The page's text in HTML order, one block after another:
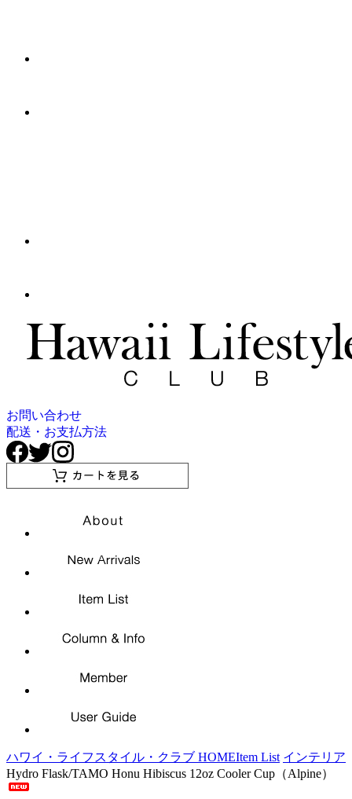
お問い合わせ
配送・お支払方法
ハワイ・ライフスタイル・クラブ HOMEItem List インテリア
Hydro Flask/TAMO Honu Hibiscus 12oz Cooler Cup（Alpine）